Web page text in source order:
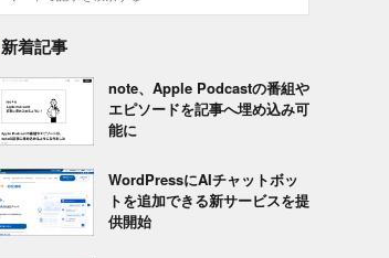
新着記事
note、Apple Podcastの番組や
エピソードを記事へ埋め込み可
能に
WordPressにAIチャットボッ
トを追加できる新サービスを提
供開始